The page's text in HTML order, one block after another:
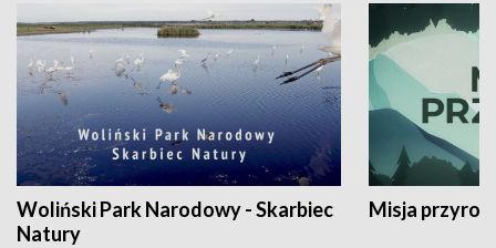
Woliński Park Narodowy - Skarbiec
Natury
Misja